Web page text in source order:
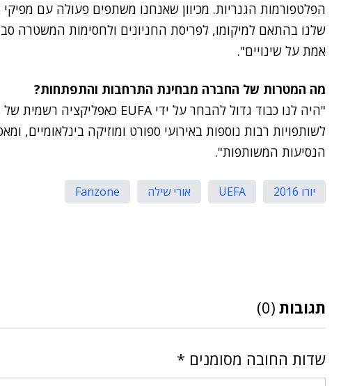
הפלטפורמות הגנריות. מכיוון שאנחנו משתפים פעולה עם
שלנו בהתאם למיקומו, לפריסת החניונים ולחסימות המשטרה
אמת על שינויים".
מה המטרות של החברה מבחינת התרחבות והתפתחות?
לשותפויות רבות נוספות באירועי ספורט ומוזיקה בינלאומיים,
הנסיעות המשותפות".
יורו 2016 UEFA אורי שילה Fanzone
תגובות (0)
שדות החובה מסומנים *